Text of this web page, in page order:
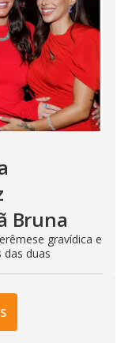
Bruna
gravídica e
duas